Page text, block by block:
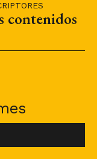
contenidos